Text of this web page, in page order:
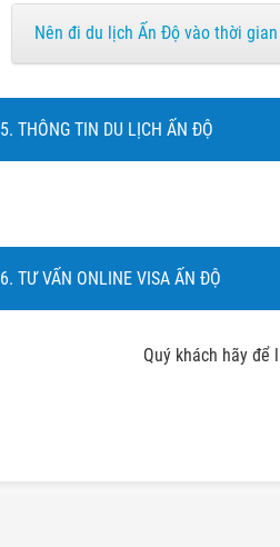
Nên đi du lịch Ấn Độ vào thời
5. THÔNG TIN DU LỊCH ẤN ĐỘ
6. TƯ VẤN ONLINE VISA ẤN ĐỘ
Quý khách hãy